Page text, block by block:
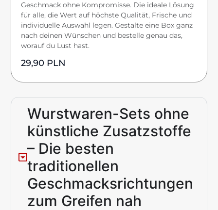
Geschmack ohne Kompromisse. Die ideale Lösung
für alle, die Wert auf höchste Qualität, Frische und
individuelle Auswahl legen. Gestalte eine Box ganz
nach deinen Wünschen und bestelle genau das,
worauf du Lust hast.
29,90 PLN
Wurstwaren-Sets ohne
künstliche Zusatzstoffe
– Die besten
traditionellen
Geschmacksrichtungen
zum Greifen nah